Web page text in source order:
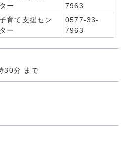
ター
7963
育て支援セン
ター
0577-33-
7963
30分 まで